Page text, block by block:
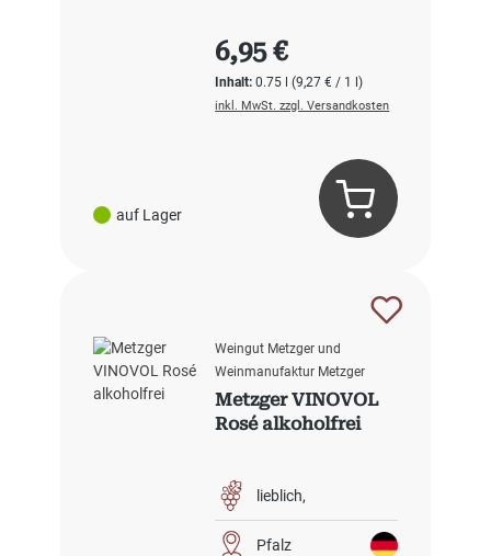
auf Lager
Inhalt:0.75 l(9,27 € / 1 l)
Regulärer Preis:
6,95 €
inkl. MwSt. zzgl. Versandkosten
Weingut Metzger und
Weinmanufaktur Metzger
Metzger VINOVOL
Rosé alkoholfrei
lieblich
Pfalz